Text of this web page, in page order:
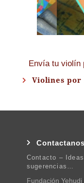
Envía tu violín
Violines por
Contactanos
Contacto –
sugerencias…
Fundación